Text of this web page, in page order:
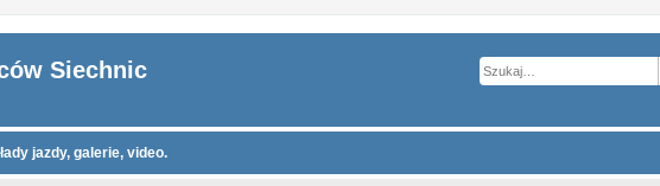
Siechnic
jazdy, galerie, video.